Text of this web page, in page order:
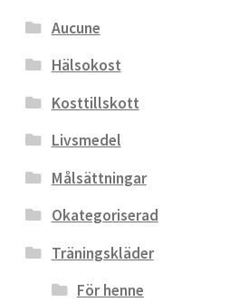
Aucune
Hälsokost
Kosttillskott
Livsmedel
Målsättningar
Okategoriserad
Träningskläder
För henne